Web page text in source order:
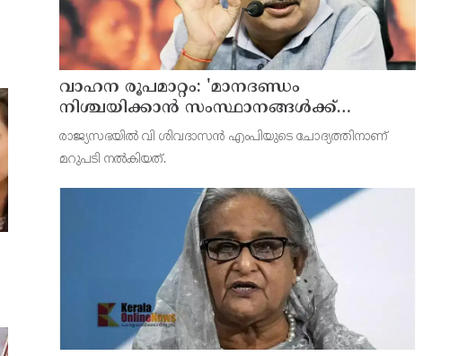
വാഹന രൂപമാറ്റം: 'മാനദണ്ഡം
നിശ്ചയിക്കാന്‍ സംസ്ഥാനങ്ങള്‍ക്ക്
അധികാരമില്ല', കര്‍ശന വ്യവസ്ഥകളുണ്ടെന്ന്
നിതിന്‍ ഗഡ്കരി
രാജ്യസഭയില്‍ വി ശിവദാസന്‍ എംപിയുടെ ചോദ്യത്തിനാണ്
മറുപടി നല്‍കിയത്.